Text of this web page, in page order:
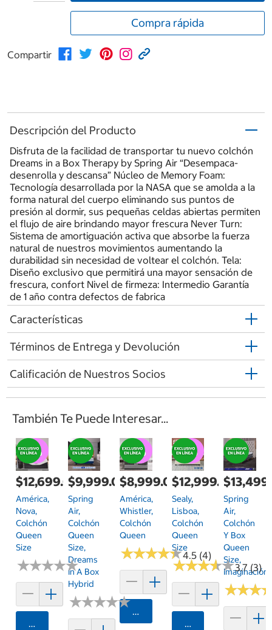
Compra rápida
Compartir
Descripción del Producto
Disfruta de la facilidad de transportar tu nuevo colchón
Dreams in a Box Therapy by Spring Air “Desempaca-
desenrolla y descansa” Núcleo de Memory Foam:
Tecnología desarrollada por la NASA que se amolda a la
forma natural del cuerpo eliminando sus puntos de
presión al dormir, sus pequeñas celdas abiertas permiten
el flujo de aire brindando mayor frescura Never Turn:
Sistema de amortiguación activa que absorbe la fuerza
natural de nuestros movimientos aumentando la
durabilidad sin necesidad de voltear el colchón. Tela:
Diseño exclusivo que permitirá una mayor sensación de
frescura, confort Nivel de firmeza: Intermedio Garantía
de 1 año contra defectos de fabrica
Características
Términos de Entrega y Devolución
Calificación de Nuestros Socios
También Te Puede Interesar...
$12,699.00
América,
Nova,
Colchón
Queen
Size
★★★★★
★★★★★
Agregar
$9,999.00
Spring
Air,
Colchón
Queen
Size,
Dreams
In A Box
Hybrid
★★★★★
★★★★★
$8,999.00
América,
Whistler,
Colchón
Queen
★★★★★
★★★★★4.5 (4)
Agregar
$12,999.00
Sealy,
Lisboa,
Colchón
Queen
Size
★★★★★
★★★★★3.7 (3)
Agregar
Spring
Air,
Colchón
Y Box
Queen
Size,
Imaginación
★★★
★★★